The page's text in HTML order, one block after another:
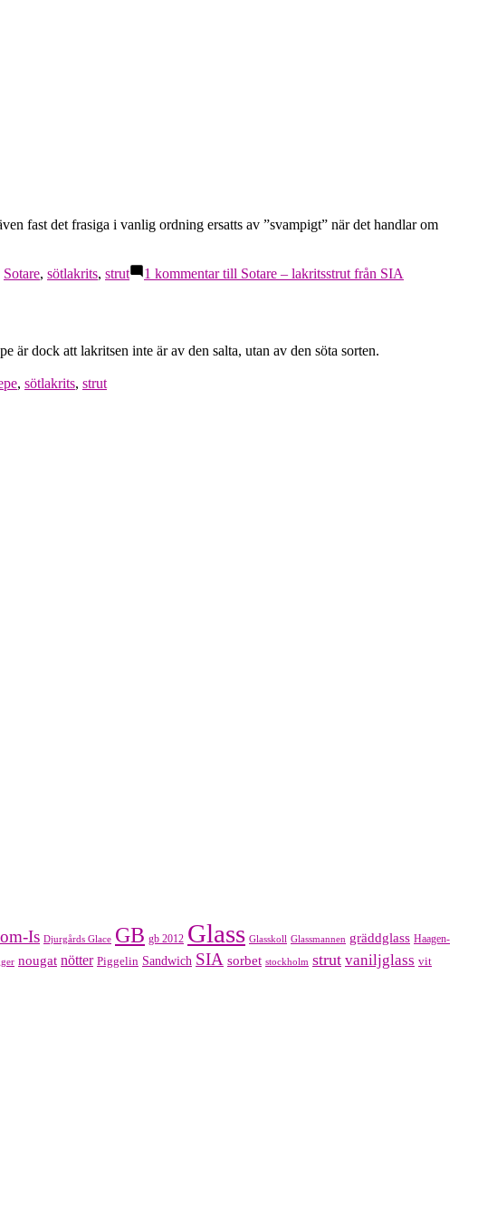
fast det frasiga i vanlig ordning ersatts av ”svampigt” när det handlar om
Sotare, sötlakrits, strut 1 kommentartill Sotare – lakritsstrut från SIA
är dock att lakritsen inte är av den salta, utan av den söta sorten.
, sötlakrits, strut
Is Djurgårds Glace GB gb 2012 Glass Glasskoll Glassmannen gräddglass Haagen-
nougat nötter Piggelin Sandwich SIA sorbet stockholm strut vaniljglass vit